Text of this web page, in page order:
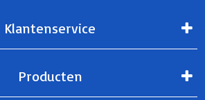
Klantenservice
Producten